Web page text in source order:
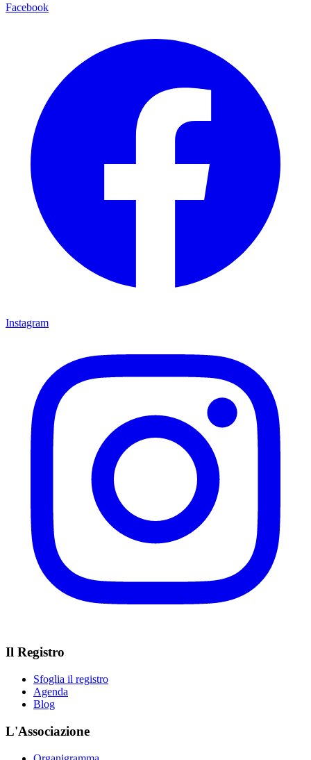
Facebook
Instagram
Il Registro
Sfoglia il registro
Agenda
Blog
L'Associazione